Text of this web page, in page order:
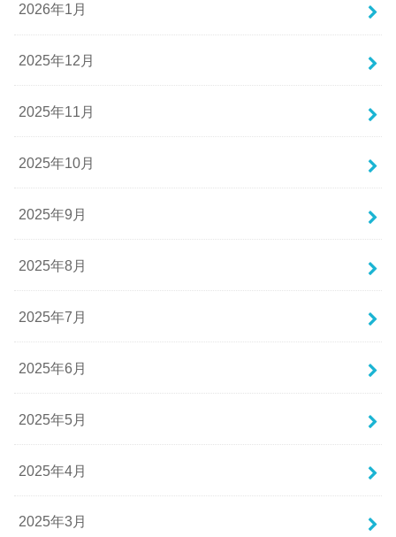
2026年1月
2025年12月
2025年11月
2025年10月
2025年9月
2025年8月
2025年7月
2025年6月
2025年5月
2025年4月
2025年3月